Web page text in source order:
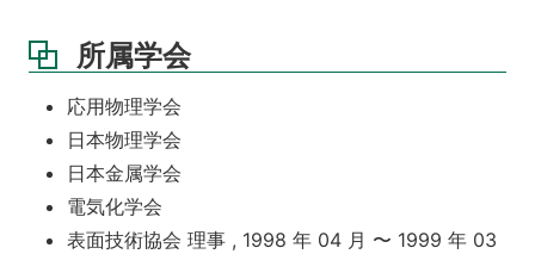
所属学会
応用物理学会
日本物理学会
日本金属学会
電気化学会
表面技術協会 理事 , 1998 年 04 月 〜 1999 年 03